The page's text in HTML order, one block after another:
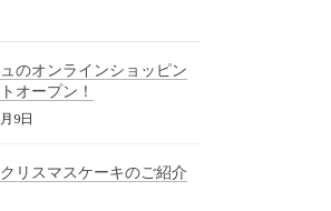
のオンラインショッピン
オープン！
9日
リスマスケーキのご紹介